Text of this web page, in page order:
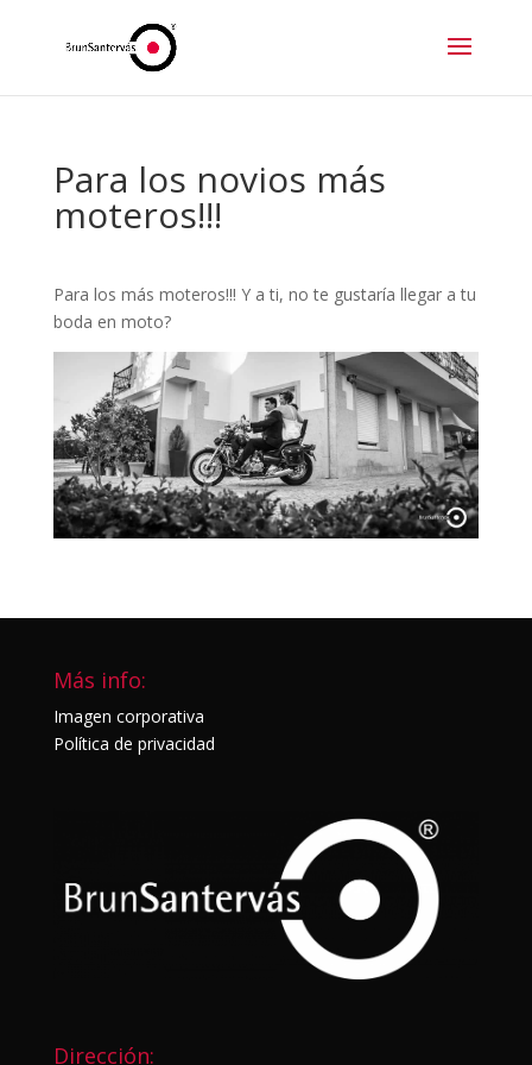
Para los novios más
moteros!!!
Para los más moteros!!! Y a ti, no te gustaría llegar a tu
boda en moto?
Más info:
Imagen corporativa
Política de privacidad
Dirección: